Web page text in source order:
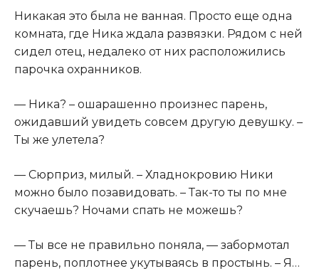
Никакая это была не ванная. Просто еще одна
комната, где Ника ждала развязки. Рядом с ней
сидел отец, недалеко от них расположились
парочка охранников.
— Ника? – ошарашенно произнес парень,
ожидавший увидеть совсем другую девушку. –
Ты же улетела?
— Сюрприз, милый. – Хладнокровию Ники
можно было позавидовать. – Так-то ты по мне
скучаешь? Ночами спать не можешь?
— Ты все не правильно поняла, — забормотал
парень, поплотнее укутываясь в простынь. – Я…